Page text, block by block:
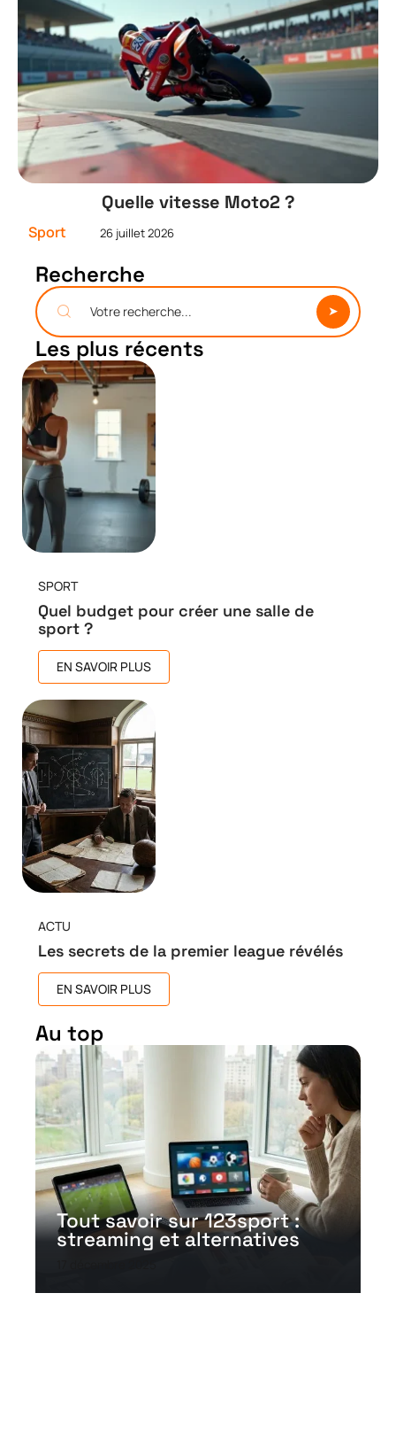
Quelle vitesse Moto2 ?
Sport 26 juillet 2026
Recherche
Les plus récents
SPORT
Quel budget pour créer une salle de
sport ?
EN SAVOIR PLUS
ACTU
Les secrets de la premier league révélés
EN SAVOIR PLUS
Au top
Tout savoir sur 123sport :
streaming et alternatives